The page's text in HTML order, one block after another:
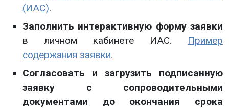
(ИАС).
Заполнить интерактивную форму заявки
в личном кабинете ИАС. Пример
содержания заявки.
Согласовать и загрузить подписанную
заявку с сопроводительными
документами до окончания срока